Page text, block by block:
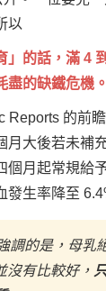
以
」的話，滿 4
盡的缺鐵危機。
Reports 的前
月大後若未補
個月起常規給
發生率降至
調的是，母乳
沒有比較好，